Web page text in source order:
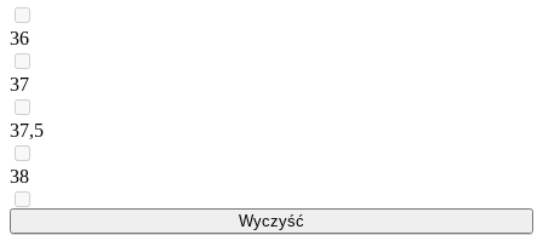
36
37
37,5
38
Wyczyść